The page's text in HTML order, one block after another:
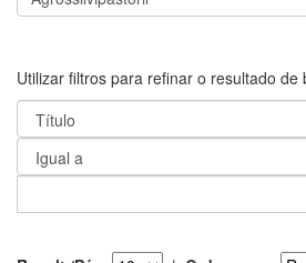
Utilizar filtros para refinar o resultado de